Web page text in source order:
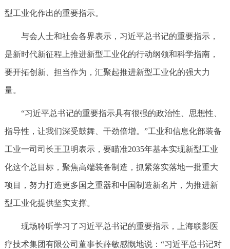
型工业化作出的重要指示。
与会人士和社会各界表示，习近平总书记的重要指示，
是新时代新征程上推进新型工业化的行动纲领和科学指南，
要开拓创新、担当作为，汇聚起推进新型工业化的强大力
量。
“习近平总书记的重要指示具有很强的政治性、思想性、
指导性，让我们深受鼓舞、干劲倍增。”工业和信息化部装备
工业一司司长王卫明表示，要瞄准2035年基本实现新型工业
化这个总目标，聚焦高端装备制造，抓紧落实落地一批重大
项目，努力打造更多国之重器和中国制造新名片，为推进新
型工业化提供坚实支撑。
现场聆听学习了习近平总书记的重要指示，上海联影医
疗技术集团有限公司董事长薛敏感慨地说：“习近平总书记对